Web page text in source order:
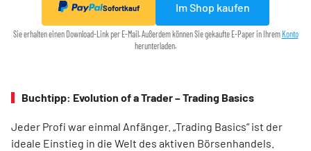
Sofortkauf Im Shop kaufen
Sie erhalten einen Download-Link per E-Mail. Außerdem können Sie gekaufte E-Paper in IhremKonto
herunterladen.
Buchtipp: Evolution of a Trader – Trading Basics
Jeder Profi war einmal Anfänger. „Trading Basics“ ist der
ideale Einstieg in die Welt des aktiven Börsenhandels.